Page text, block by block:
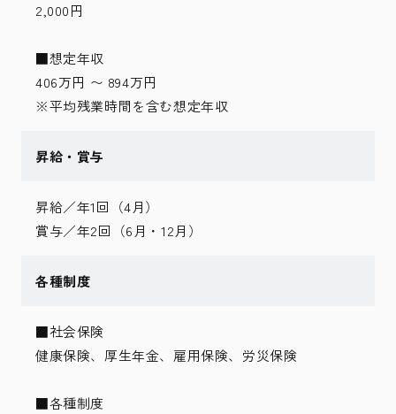
2,000円
■想定年収
406万円 〜 894万円
※平均残業時間を含む想定年収
昇給・賞与
昇給／年1回（4月）
賞与／年2回（6月・12月）
各種制度
■社会保険
健康保険、厚生年金、雇用保険、労災保険
■各種制度